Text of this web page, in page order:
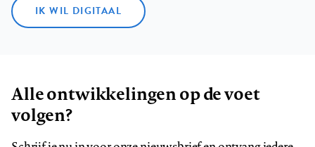
IK WIL DIGITAAL
Alle ontwikkelingen op de voet
volgen?